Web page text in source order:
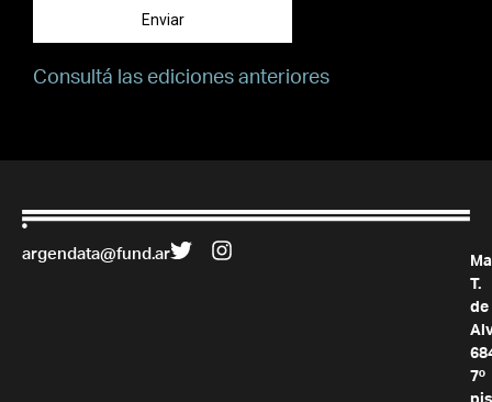
Enviar
Consultá las ediciones anteriores
argendata@fund.ar
T.
de
7º